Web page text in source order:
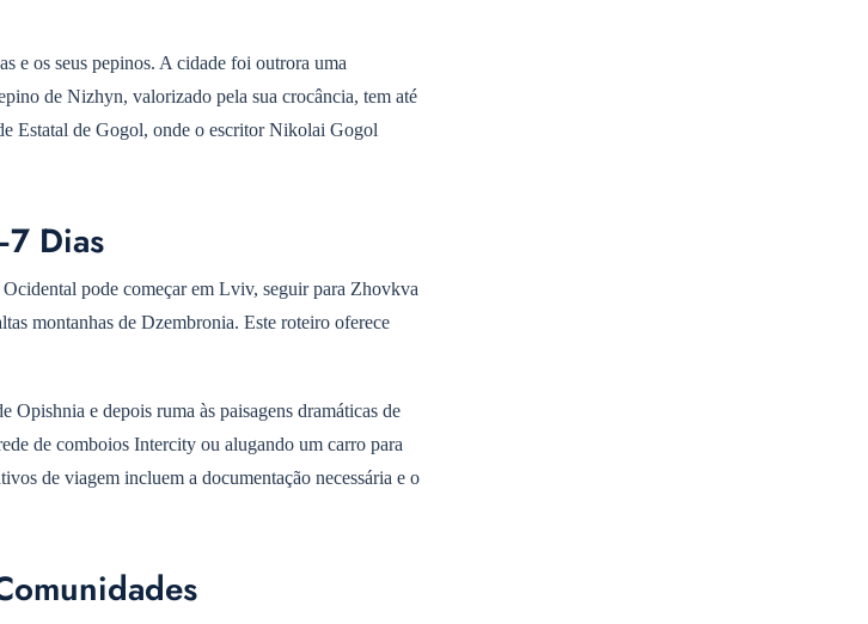
e os seus pepinos. A cidade foi outrora uma
de Nizhyn, valorizado pela sua crocância, tem até
Estatal de Gogol, onde o escritor Nikolai Gogol
Dias
pode começar em Lviv, seguir para Zhovkva
montanhas de Dzembronia. Este roteiro oferece
e depois ruma às paisagens dramáticas de
de comboios Intercity ou alugando um carro para
de viagem incluem a documentação necessária e o